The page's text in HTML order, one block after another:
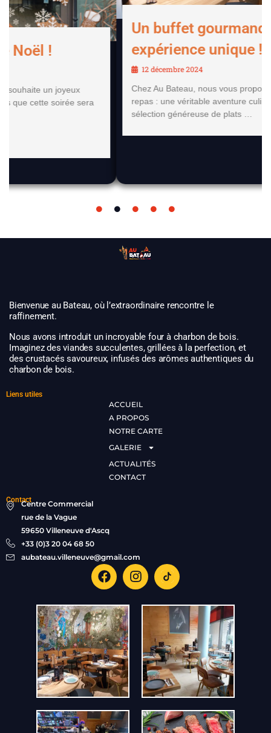
Un buffet gourmand, une
expérience unique !
Chez Au Bateau, nous vous proposons bien plus qu’un
repas : une véritable aventure culinaire ! Découvrez une
sélection généreuse de plats …
Bienvenue au Bateau, où l’extraordinaire rencontre le
raffinement.
Nous avons introduit un incroyable four à charbon de bois.
Imaginez des viandes succulentes, grillées à la perfection, et
des crustacés savoureux, infusés des arômes authentiques du
charbon de bois.
Liens utiles
ACCUEIL
A PROPOS
NOTRE CARTE
GALERIE
ACTUALITÉS
CONTACT
ContactCentre Commercial
rue de la Vague
59650 Villeneuve d'Ascq
+33 (0)3 20 04 68 50
aubateau.villeneuve@gmail.com